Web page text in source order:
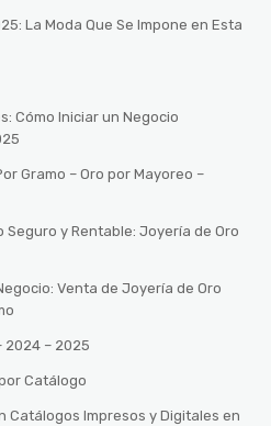
La Moda Que Se Impone en Esta
Cómo Iniciar un Negocio
Gramo – Oro por Mayoreo –
Seguro y Rentable: Joyería de Oro
Venta de Joyería de Oro
2024 – 2025
Catálogo
Catálogos Impresos y Digitales en